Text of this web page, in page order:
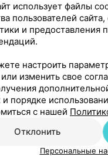
проведенное ФДГС исследование.
использует файлы
пользователей
и предоставления
настроить
изменить свое
и порядке
с нашей
Отклонить
Персональные